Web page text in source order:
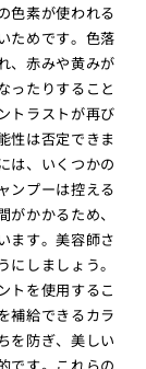
色素が使われる
ためです。色落
、赤みや黄みが
ったりすること
トラストが再び
性は否定できま
は、いくつかの
ンプーは控える
かかるため、
ます。美容師さ
しましょう。
トを使用するこ
補給できるカラ
を防ぎ、美しい